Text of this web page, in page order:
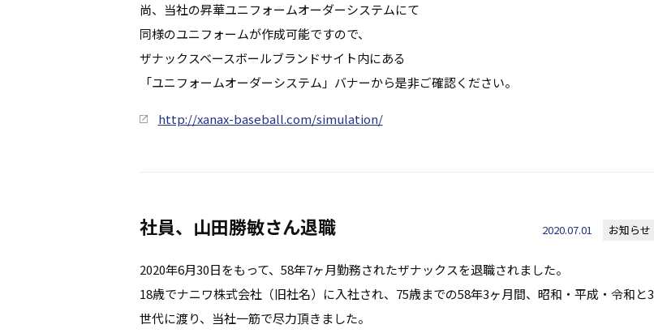
尚、当社の昇華ユニフォームオーダーシステムにて
同様のユニフォームが作成可能ですので、
ザナックスベースボールブランドサイト内にある
「ユニフォームオーダーシステム」バナーから是非ご確認ください。
http://xanax-baseball.com/simulation/
社員、山田勝敏さん退職 2020.07.01 お知らせ
2020年6月30日をもって、58年7ヶ月勤務されたザナックスを退職されました。
18歳でナニワ株式会社（旧社名）に入社され、75歳までの58年3ヶ月間、昭和・平成・令和と3
世代に渡り、当社一筋で尽力頂きました。